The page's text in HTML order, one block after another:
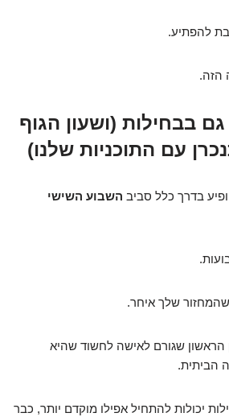
להפתיע.
הזה.
בבחילות (ושעון הגוף
עם התוכניות שלנו)
בדרך כלל סביב השבוע השישי
שלך איחר.
הראשון שגורם לאישה לחשוד שהיא
הביתית.
יכולות להתחיל אפילו מוקדם יותר, כבר